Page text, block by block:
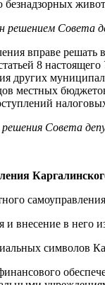
решением Совета
вправе
8
других
местных
решения Совета
и внесение в
символов